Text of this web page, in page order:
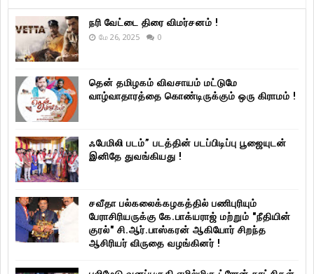
நரி வேட்டை திரை விமர்சனம் !
மே 26, 2025 0
தென் தமிழகம் விவசாயம் மட்டுமே
வாழ்வாதாரத்தை கொண்டிருக்கும் ஒரு கிராமம் !
ஃபேமிலி படம்” படத்தின் படப்பிடிப்பு பூஜையுடன்
இனிதே துவங்கியது !
சவீதா பல்கலைக்கழகத்தில் பணிபுரியும்
பேராசிரியருக்கு கே.பாக்யராஜ் மற்றும் "நீதியின்
குரல்" சி.ஆர்.பாஸ்கரன் ஆகியோர் சிறந்த
ஆசிரியர் விருதை வழங்கினர் !